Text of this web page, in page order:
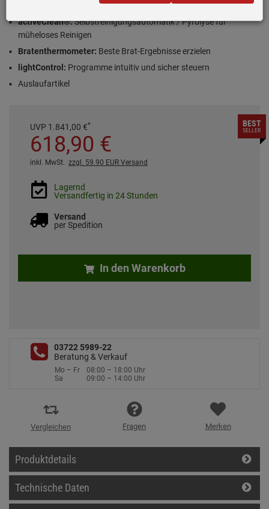
9 Backofenfunktionen
activeClean®:Selbstreinigungsautomatik / Pyrolyse für
müheloses Reinigen
Bratenthermometer: Beste Brat-Ergebnisse erzielen
lightControl: Programme intuitiv und sicher steuern
Auslaufartikel
UVP 1.841,00 €*
618,90 €
inkl. MwSt. zzgl. 59.90 EUR Versand
Lagernd
Versandfertig in 24 Stunden
Versand
per Spedition
In den Warenkorb
BEST
SELLER
03722 5989-22
Beratung & Verkauf
Mo – Fr
08:00 – 18:00 Uhr
Sa
09:00 – 14:00 Uhr
Vergleichen Fragen Merken
Produktdetails
Technische Daten